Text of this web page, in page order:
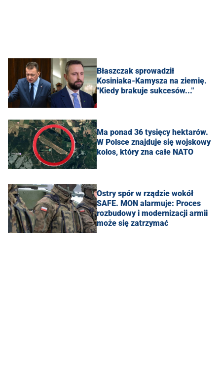
Błaszczak sprowadził
Kosiniaka-Kamysza na ziemię.
"Kiedy brakuje sukcesów..."
Ma ponad 36 tysięcy hektarów.
W Polsce znajduje się wojskowy
kolos, który zna całe NATO
Ostry spór w rządzie wokół
SAFE. MON alarmuje: Proces
rozbudowy i modernizacji armii
może się zatrzymać